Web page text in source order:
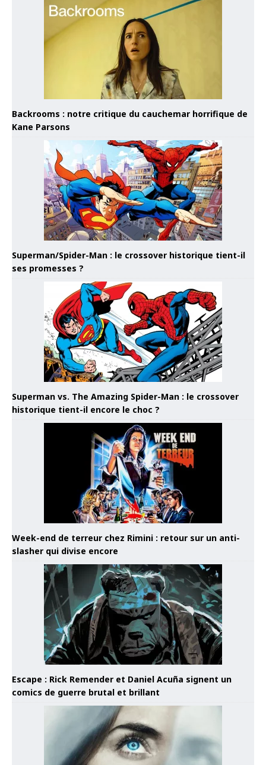
Backrooms : notre critique du cauchemar horrifique de
Kane Parsons
Superman/Spider-Man : le crossover historique tient-il
ses promesses ?
Superman vs. The Amazing Spider-Man : le crossover
historique tient-il encore le choc ?
Week-end de terreur chez Rimini : retour sur un anti-
slasher qui divise encore
Escape : Rick Remender et Daniel Acuña signent un
comics de guerre brutal et brillant